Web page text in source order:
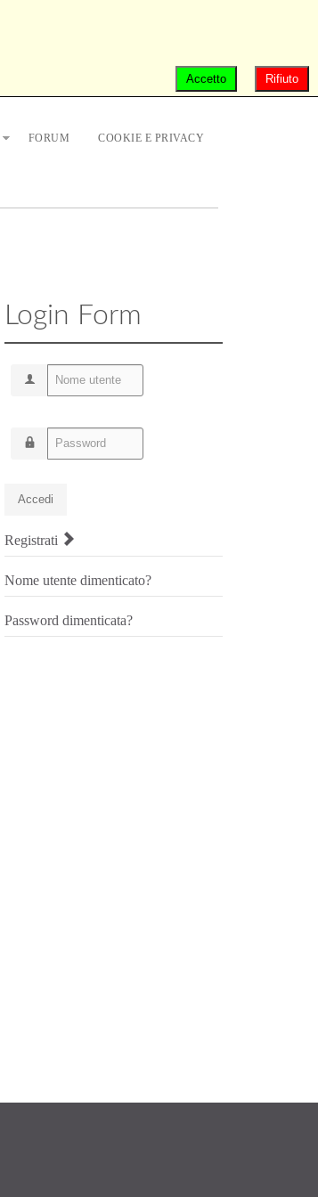
FORUM COOKIE E PRIVACY
Login Form
Nome utente
Password
Accedi
Registrati
Nome utente dimenticato?
Password dimenticata?
Rifiuto
Accetto